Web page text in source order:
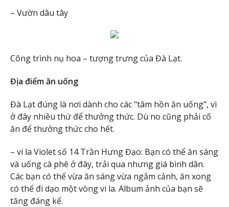
– Vườn dâu tây
Công trình nụ hoa – tượng trưng của Đà Lạt.
Địa điểm ăn uống
Đà Lạt đúng là nơi dành cho các "tâm hồn ăn uống", vì
ở đây nhiều thứ để thưởng thức. Dù no cũng phải cố
ăn để thưởng thức cho hết.
– vi la Violet số 14 Trần Hưng Đạo: Bạn có thể ăn sáng
và uống cà phê ở đây, trải qua nhưng giá bình dân.
Các bạn có thể vừa ăn sáng vừa ngắm cảnh, ăn xong
có thể đi dạo một vòng vi la. Album ảnh của bạn sẽ
tăng đáng kể.